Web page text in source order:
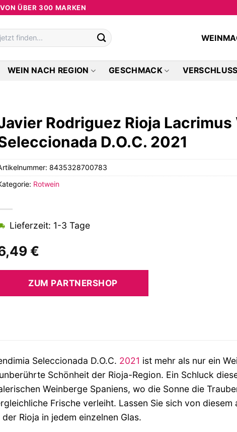
VON ÜBER 300 MARKEN
WEIN NACH REGION GESCHMACK
Rodriguez Rioja Lacrimus
D.O.C. 2021
€
Lieferzeit: 1-3 Tage
ZUM PARTNERSHOP
8435328700783
Rotwein
Seleccionada D.O.C. 2021 ist mehr als nur ein
Schönheit der Rioja-Region. Ein Schluck
Weinberge Spaniens, wo die Sonne die
Frische verleiht. Lassen Sie sich von diesem
Rioja in jedem einzelnen Glas.